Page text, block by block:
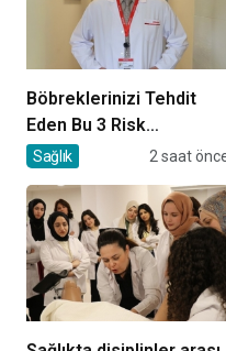
Böbreklerinizi Tehdit
Eden Bu 3 Risk
Faktörüne Dikkat!
Sağlık 2 saat